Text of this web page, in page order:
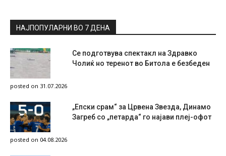
НАЈПОПУЛАРНИ ВО 7 ДЕНА
Се подготвува спектакл на Здравко
Чолиќ но теренот во Битола е безбеден
posted on 31.07.2026
„Епски срам“ за Црвена Звезда, Динамо
Загреб со „петарда“ го најави плеј-офот
posted on 04.08.2026